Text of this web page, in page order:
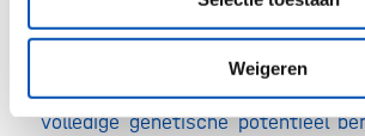
Weigeren
volledige genetische potentieel